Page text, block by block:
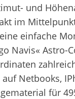
und
im
einfache
Navis«
Netbooks,
für